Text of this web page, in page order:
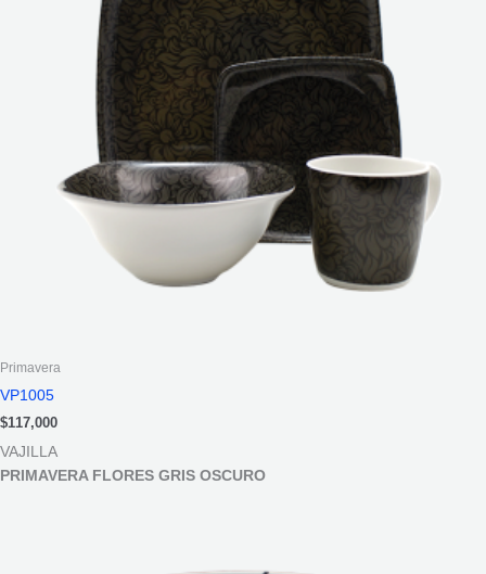
Primavera
VP1005
$117,000
VAJILLA
PRIMAVERA FLORES GRIS OSCURO